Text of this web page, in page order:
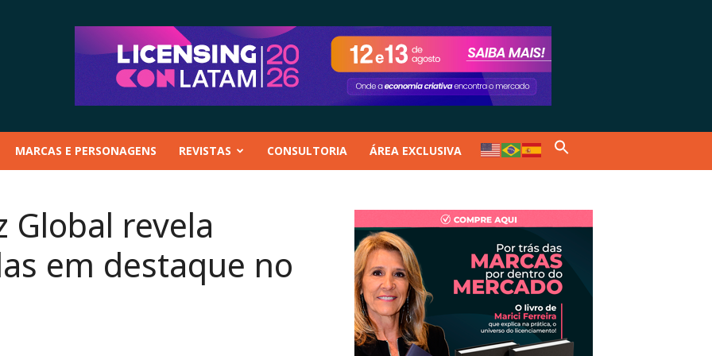
MARCAS E PERSONAGENS REVISTAS CONSULTORIA ÁREA EXCLUSIVA
Global revela
em destaque no